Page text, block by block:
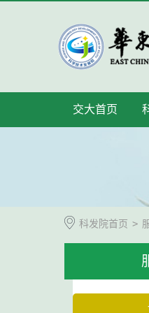
交大首页
科发院首页 >